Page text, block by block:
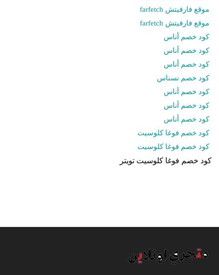
موقع فارفيتش farfetch
موقع فارفيتش farfetch
كود خصم أناس
كود خصم أناس
كود خصم أناس
كود خصم نسناس
كود خصم أناس
كود خصم أناس
كود خصم أناس
كود خصم فوغا كلوسيت
كود خصم فوغا كلوسيت
كود خصم فوغا كلوسيت تويتر